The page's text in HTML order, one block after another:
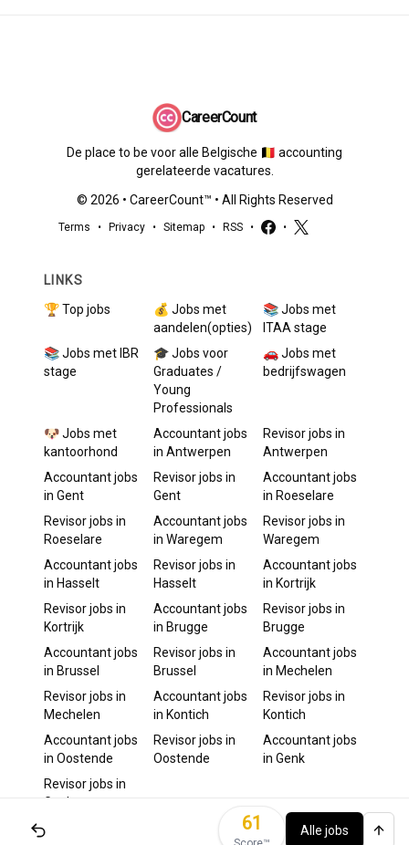
61 Alle jobs
CareerCount
De place to be voor alle Belgische 🇧🇪 accounting
gerelateerde vacatures.
© 2026 • CareerCount™ • All Rights Reserved
Terms • Privacy • Sitemap • RSS • •
LINKS
🏆 Top jobs
💰 Jobs met
aandelen(opties)
📚 Jobs met
ITAA stage
📚 Jobs met IBR
stage
🎓 Jobs voor
Graduates /
Young
Professionals
🚗 Jobs met
bedrijfswagen
🐶 Jobs met
kantoorhond
Accountantjobs
in Antwerpen
Revisorjobs in
Antwerpen
Accountantjobs
in Gent
Revisorjobs in
Gent
Accountantjobs
in Roeselare
Revisorjobs in
Roeselare
Accountantjobs
in Waregem
Revisorjobs in
Waregem
Accountantjobs
in Hasselt
Revisorjobs in
Hasselt
Accountantjobs
in Kortrijk
Revisorjobs in
Kortrijk
Accountantjobs
in Brugge
Revisorjobs in
Brugge
Accountantjobs
in Brussel
Revisorjobs in
Brussel
Accountantjobs
in Mechelen
Revisorjobs in
Mechelen
Accountantjobs
in Kontich
Revisorjobs in
Kontich
Accountantjobs
in Oostende
Revisorjobs in
Oostende
Accountantjobs
in Genk
Revisorjobs in
Genk